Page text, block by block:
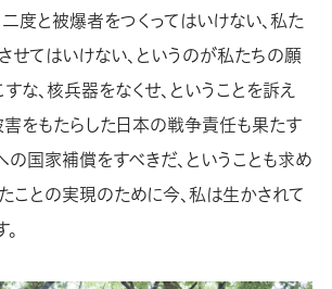
二度と被爆者をつくってはいけない、私た
せてはいけない、というのが私たちの願
な、核兵器をなくせ、ということを訴え
害をもたらした日本の戦争責任も果たす
の国家補償をすべきだ、ということも求め
ことの実現のために今、私は生かされて